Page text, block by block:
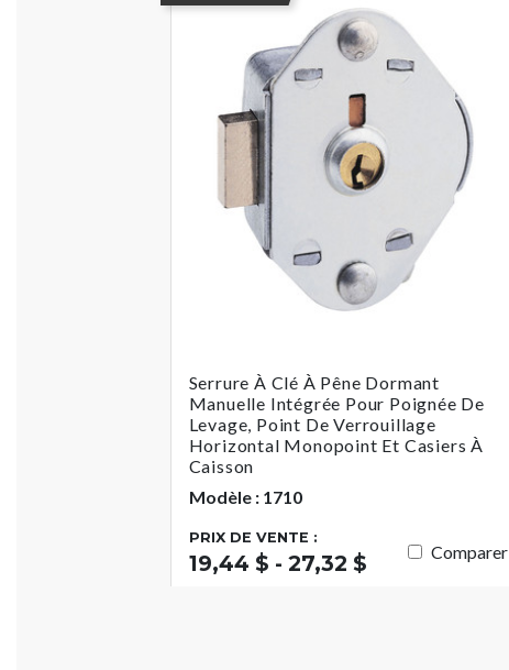
Serrure À Clé À Pêne Dormant
Manuelle Intégrée Pour Poignée De
Levage, Point De Verrouillage
Horizontal Monopoint Et Casiers À
Caisson
Modèle : 1710
PRIX DE VENTE :
19,44 $ - 27,32 $ Comparer